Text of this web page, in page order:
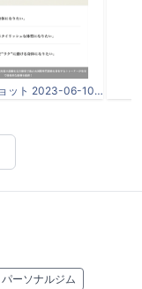
スクリーンショット 2023-06-10 9.29.02.png
パーソナルジム